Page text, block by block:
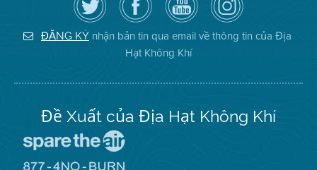
theo
dõi
Địa
Hạt
Không
cập
Trang
Facebook
của
Địa
Hạt
YouTube
của
Địa
Hạt
Không
Khí
District
on
Instagram
ĐĂNG KÝ nhận bản tin qua email về thông tin của Địa
Hạt Không Khí
Đề Xuất của Địa Hạt Không Khí